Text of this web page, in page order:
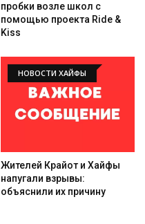
пробки возле школ с
помощью проекта Ride &
Kiss
НОВОСТИ ХАЙФЫ
Жителей Крайот и Хайфы
напугали взрывы:
объяснили их причину